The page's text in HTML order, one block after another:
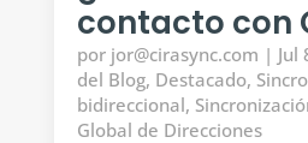
contacto con
por jor@cirasync.com | Jul
del Blog, Destacado,
bidireccional,
Global de Direcciones